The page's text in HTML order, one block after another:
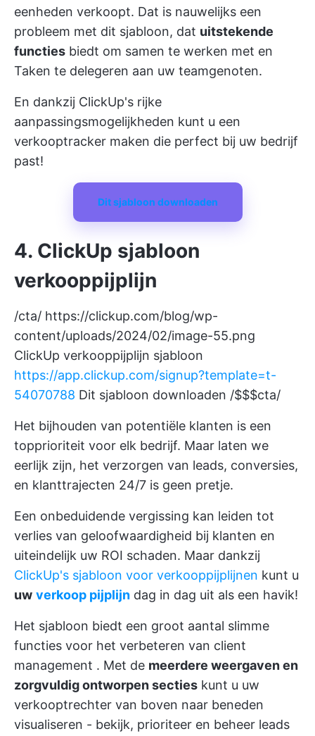
eenheden verkoopt. Dat is nauwelijks een
probleem met dit sjabloon, dat uitstekende
functies biedt om samen te werken met en
Taken te delegeren aan uw teamgenoten.
En dankzij ClickUp's rijke
aanpassingsmogelijkheden kunt u een
verkooptracker maken die perfect bij uw bedrijf
past!
Dit sjabloon downloaden
4. ClickUp sjabloon
verkooppijplijn
/cta/ https://clickup.com/blog/wp-
content/uploads/2024/02/image-55.png
ClickUp verkooppijplijn sjabloon
https://app.clickup.com/signup?template=t-
54070788 Dit sjabloon downloaden /$$$cta/
Het bijhouden van potentiële klanten is een
topprioriteit voor elk bedrijf. Maar laten we
eerlijk zijn, het verzorgen van leads, conversies,
en klanttrajecten 24/7 is geen pretje.
Een onbeduidende vergissing kan leiden tot
verlies van geloofwaardigheid bij klanten en
uiteindelijk uw ROI schaden. Maar dankzij
ClickUp's sjabloon voor verkooppijplijnen kunt u
uw verkoop pijplijn dag in dag uit als een havik!
Het sjabloon biedt een groot aantal slimme
functies voor het verbeteren van client
management . Met de meerdere weergaven en
zorgvuldig ontworpen secties kunt u uw
verkooptrechter van boven naar beneden
visualiseren - bekijk, prioriteer en beheer leads